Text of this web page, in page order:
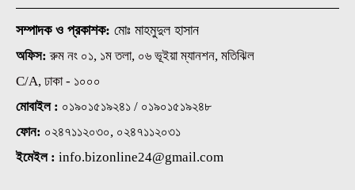
সম্পাদক ও প্রকাশক: মোঃ মাহমুদুল হাসান
অফিস:রুম নং ০১, ১ম তলা, ০৬ ভূইয়া ম্যানশন, মতিঝিল
C/A, ঢাকা - ১০০০
মোবাইল : ০১৯০১৫১৯২৪১ / ০১৯০১৫১৯২৪৮
ফোন: ০২৪৭১১২০৩০, ০২৪৭১১২০৩১
ইমেইল : info.bizonline24@gmail.com